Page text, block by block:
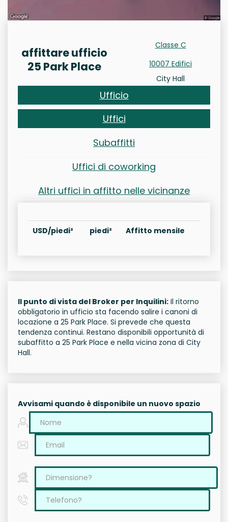
affittare ufficio
25 Park Place
Classe C
10007 Edifici
City Hall
Ufficio
Uffici
Subaffitti
Uffici di coworking
Altri uffici in affitto nelle vicinanze
USD/piedi² piedi² Affitto mensile
Il punto di vista del Broker per Inquilini: Il ritorno
obbligatorio in ufficio sta facendo salire i canoni di
locazione a 25 Park Place. Si prevede che questa
tendenza continui. Restano disponibili opportunità di
subaffitto a 25 Park Place e nella vicina zona di City
Hall.
Avvisami quando è disponibile un nuovo spazio